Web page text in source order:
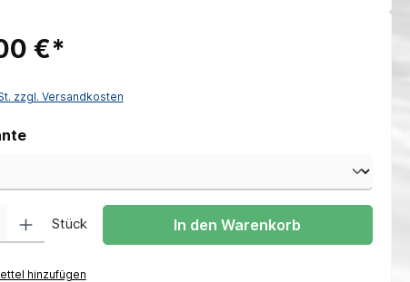
€*
zzgl. Versandkosten
auswählen
Gib den gewünschten Wert ein oder benutze die Schaltflächen um die
Stück In den Warenkorb
hinzufügen